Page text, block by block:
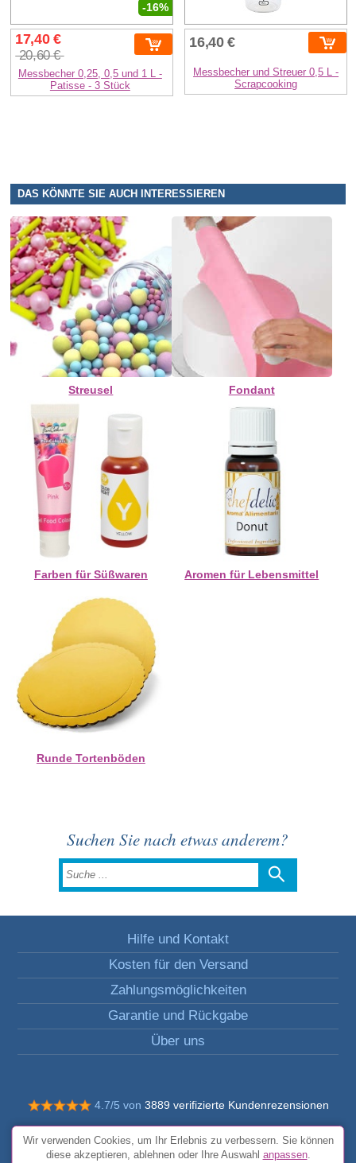
-16%
17,40 €
20,60 €
Messbecher 0,25, 0,5 und 1 L -
Patisse - 3 Stück
16,40 €
Messbecher und Streuer 0,5 L -
Scrapcooking
DAS KÖNNTE SIE AUCH INTERESSIEREN
Streusel Fondant
Farben für Süßwaren Aromen für Lebensmittel
Runde Tortenböden
Suchen Sie nach etwas anderem?
Hilfe und Kontakt
Kosten für den Versand
Zahlungsmöglichkeiten
Garantie und Rückgabe
Über uns
4.7/5 von 3889 verifizierte Kundenrezensionen
© Alle Rechte vorbehalten FunToCome
Allgemeine Bedingungen und Konditionen
Wir verwenden Cookies, um Ihr Erlebnis zu verbessern. Sie können
diese akzeptieren, ablehnen oder Ihre Auswahl anpassen.